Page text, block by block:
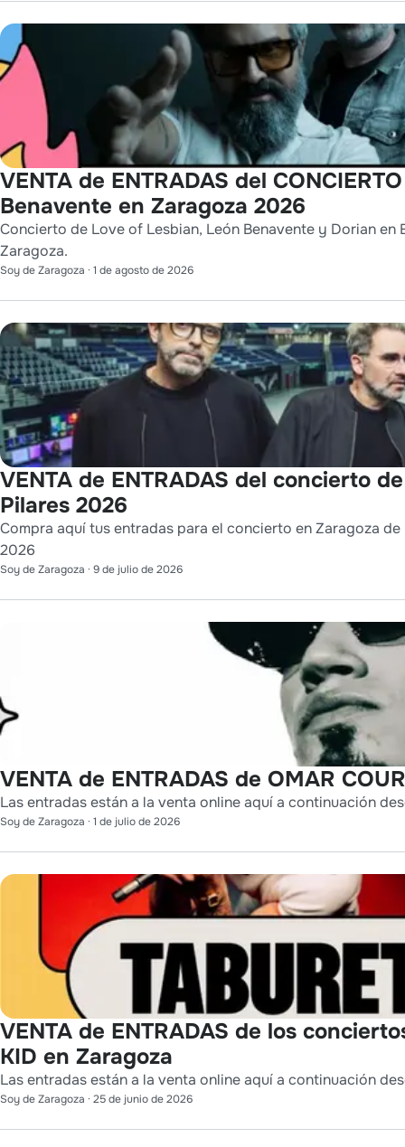
VENTA de ENTRADAS del
Benavente en Zaragoza 2026
Concierto de Love of Lesbian, León Benavente y Dorian
Zaragoza.
Soy de Zaragoza · 1 de agosto de 2026
VENTA de ENTRADAS del concierto
Pilares 2026
Compra aquí tus entradas para el concierto en Zaragoza
2026
Soy de Zaragoza · 9 de julio de 2026
VENTA de ENTRADAS de OMAR
Las entradas están a la venta online aquí a continuación
Soy de Zaragoza · 1 de julio de 2026
VENTA de ENTRADAS de los
KID en Zaragoza
Las entradas están a la venta online aquí a continuación
Soy de Zaragoza · 25 de junio de 2026